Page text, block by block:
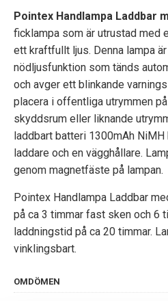
Pointex Handlampa Laddbar
ficklampa som är utrustad med
ett kraftfullt ljus. Denna lampa
nödljusfunktion som tänds
och avger ett blinkande
placera i offentliga utrymmen
skyddsrum eller liknande
laddbart batteri 1300mAh NiMH
laddare och en vägghållare.
genom magnetfäste på lampan.
Pointex Handlampa Laddbar
på ca 3 timmar fast sken och 6
laddningstid på ca 20 timmar.
vinklingsbart.
OMDÖMEN